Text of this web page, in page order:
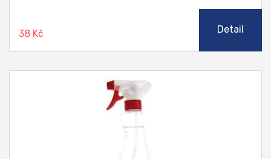
38 Kč Detail